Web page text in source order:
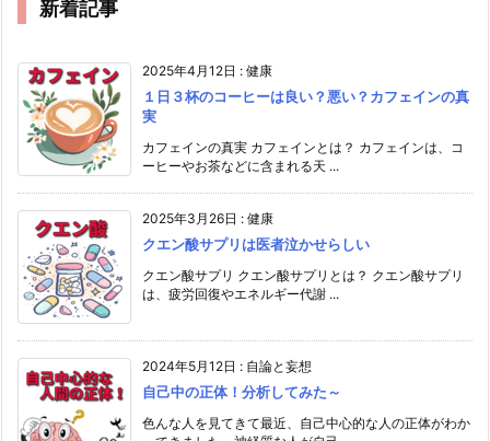
新着記事
2025年4月12日 : 健康
１日３杯のコーヒーは良い？悪い？カフェインの真
実
カフェインの真実 カフェインとは？ カフェインは、コ
ーヒーやお茶などに含まれる天 ...
2025年3月26日 : 健康
クエン酸サプリは医者泣かせらしい
クエン酸サプリ クエン酸サプリとは？ クエン酸サプリ
は、疲労回復やエネルギー代謝 ...
2024年5月12日 : 自論と妄想
自己中の正体！分析してみた～
色んな人を見てきて最近、自己中心的な人の正体がわか